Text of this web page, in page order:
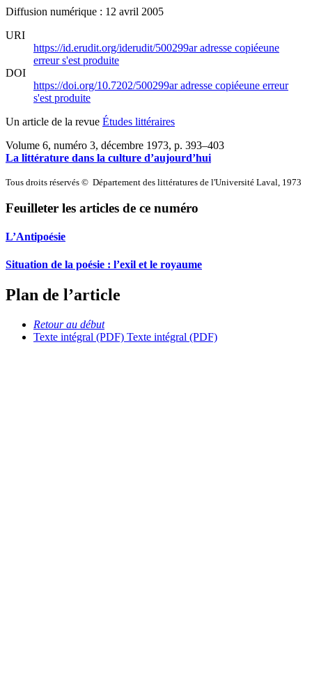
Diffusion numérique : 12 avril 2005
URI
https://id.erudit.org/iderudit/500299aradresse copiéeune
erreur s'est produite
DOI
https://doi.org/10.7202/500299aradresse copiéeune erreur
s'est produite
Un article de la revue Études littéraires
Volume 6, numéro 3, décembre 1973, p. 393–403
La littérature dans la culture d’aujourd’hui
Tous droits réservés © Département des littératures de l'Université Laval, 1973
Feuilleter les articles de ce numéro
L’Antipoésie
Situation de la poésie : l’exil et le royaume
Plan de l’article
Retour au début
Texte intégral (PDF) Texte intégral (PDF)